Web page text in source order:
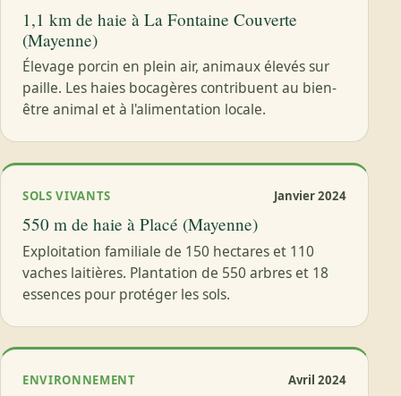
1,1 km de haie à La Fontaine Couverte
(Mayenne)
Élevage porcin en plein air, animaux élevés sur
paille. Les haies bocagères contribuent au bien-
être animal et à l'alimentation locale.
SOLS VIVANTS Janvier 2024
550 m de haie à Placé (Mayenne)
Exploitation familiale de 150 hectares et 110
vaches laitières. Plantation de 550 arbres et 18
essences pour protéger les sols.
ENVIRONNEMENT Avril 2024